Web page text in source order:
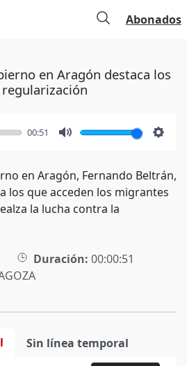
Abonados
en Aragón destaca los
00:51
en Aragón, Fernando Beltrán,
los que acceden los migrantes
la lucha contra la
Duración: 00:00:51
Sin línea temporal